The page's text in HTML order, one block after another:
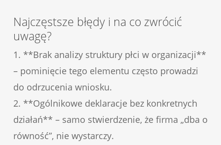
Najczęstsze błędy i na co zwrócić
uwagę?
1. **Brak analizy struktury płci w organizacji**
– pominięcie tego elementu często prowadzi
do odrzucenia wniosku.
2. **Ogólnikowe deklaracje bez konkretnych
działań** – samo stwierdzenie, że firma „dba o
równość”, nie wystarczy.